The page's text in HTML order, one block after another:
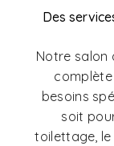
Des
Notre salon
besoins
soit
toilettage,